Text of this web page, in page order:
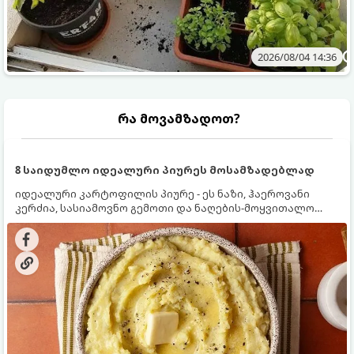
2026/08/04 14:36
რა მოვამზადოთ?
8 საიდუმლო იდეალური პიურეს მოსამზადებლად
იდეალური კარტოფილის პიურე - ეს ნაზი, ჰაეროვანი
კერძია, სასიამოვნო გემოთი და ნაღების-მოყვითალო
ფერით. მისი მომზადება ძალიან მარტივია, მაგრამ
არსებობს რამდენიმე საიდუმლო, რომლებიც უნდა
იცოდეთ, რომ პიურე იდეალურად გემრიელი გამოვიდეს.